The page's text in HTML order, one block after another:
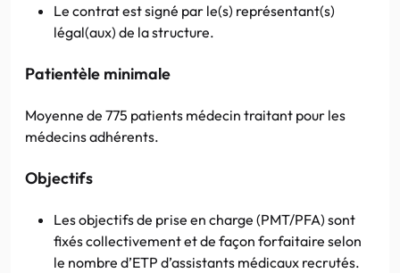
Le contrat est signé par le(s) représentant(s)
légal(aux) de la structure.
Patientèle minimale
Moyenne de 775 patients médecin traitant pour les
médecins adhérents.
Objectifs
Les objectifs de prise en charge (PMT/PFA) sont
fixés collectivement et de façon forfaitaire selon
le nombre d’ETP d’assistants médicaux recrutés.